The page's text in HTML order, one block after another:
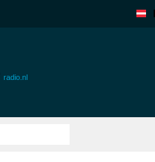
radio.nl